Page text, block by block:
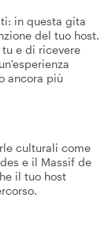
in questa gita
del tuo host.
e di ricevere
ancora più
culturali come
e il Massif de
il tuo host